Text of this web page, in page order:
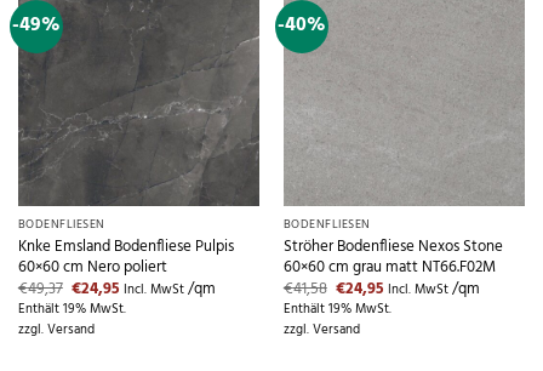
-49%
BODENFLIESEN
Knke Emsland Bodenfliese Pulpis
60×60 cm Nero poliert
€49,37 Ursprünglicher
Preis
war:
€49,37
€24,95Aktueller
Preis
ist:
Incl. MwSt/qm
Enthält 19% MwSt.
zzgl.Versand
-40%
BODENFLIESEN
Ströher Bodenfliese Nexos Stone
60×60 cm grau matt NT66.F02M
€41,58 Ursprünglicher
Preis
war:
€41,58
€24,95Aktueller
Preis
ist:
Incl. MwSt/qm
Enthält 19% MwSt.
zzgl.Versand